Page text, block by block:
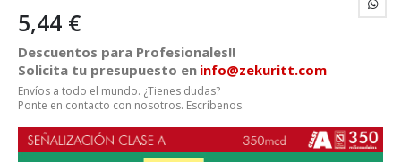
5,44 €
Descuentos para Profesionales!!
Solicita tu presupuesto en info@zekuritt.com
Envíos a todo el mundo. ¿Tienes dudas?
Ponte en contacto con nosotros. Escríbenos.